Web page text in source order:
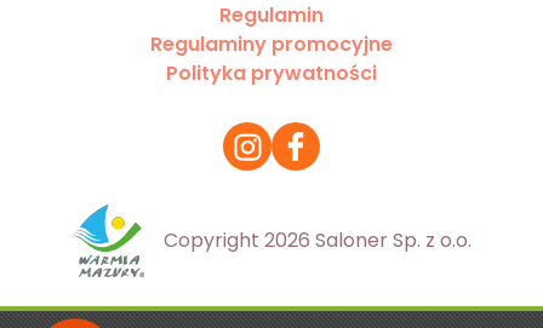
Regulamin
Regulaminy promocyjne
Polityka prywatności
Copyright 2026 Saloner Sp. z o.o.